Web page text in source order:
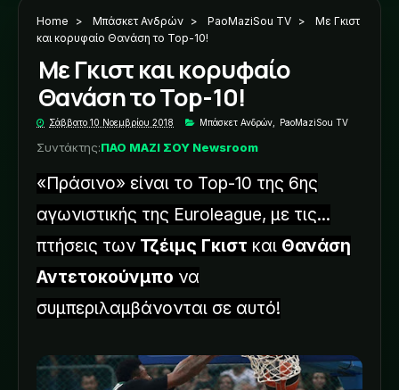
Home > Μπάσκετ Ανδρών > PaoMaziSou TV >
Με Γκιστ
και κορυφαίο Θανάση το Top-10!
Με Γκιστ και κορυφαίο
Θανάση το Top-10!
Σάββατο 10 Νοεμβρίου 2018 Μπάσκετ Ανδρών PaoMaziSou TV
Συντάκτης:ΠΑΟ ΜΑΖΙ ΣΟΥ Newsroom
«Πράσινο» είναι το Top-10 της 6ης
αγωνιστικής της Euroleague, με τις...
πτήσεις των Τζέιμς Γκιστ και Θανάση
Αντετοκούνμπο να
συμπεριλαμβάνονται σε αυτό!